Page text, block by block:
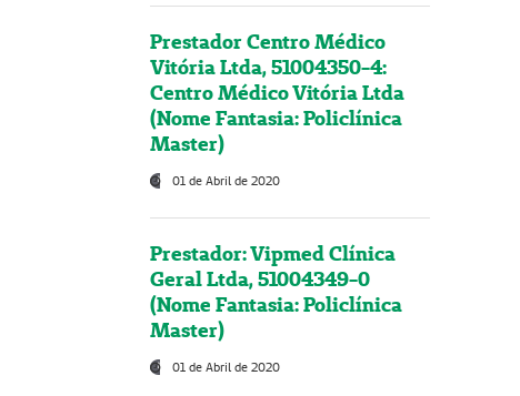
Prestador Centro Médico
Vitória Ltda, 51004350-4:
Centro Médico Vitória Ltda
(Nome Fantasia: Policlínica
Master)
01 de Abril de 2020
Prestador: Vipmed Clínica
Geral Ltda, 51004349-0
(Nome Fantasia: Policlínica
Master)
01 de Abril de 2020